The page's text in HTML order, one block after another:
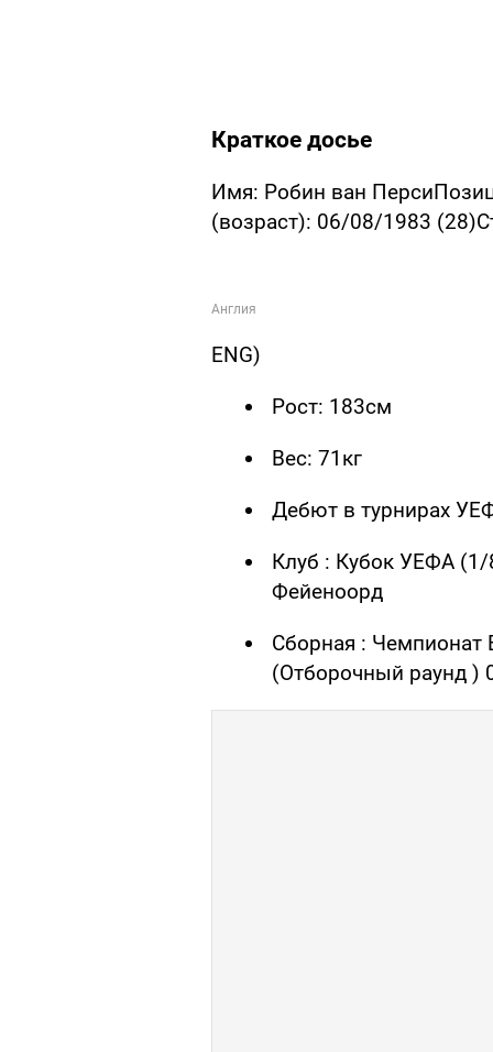
Краткое досье
Имя: Робин ван
(возраст): 06/08/1983
ENG)
Рост: 183см
Вес: 71кг
Дебют в турнирах
Клуб : Кубок УЕФА
Фейеноорд
Сборная :
(Отборочный раунд )